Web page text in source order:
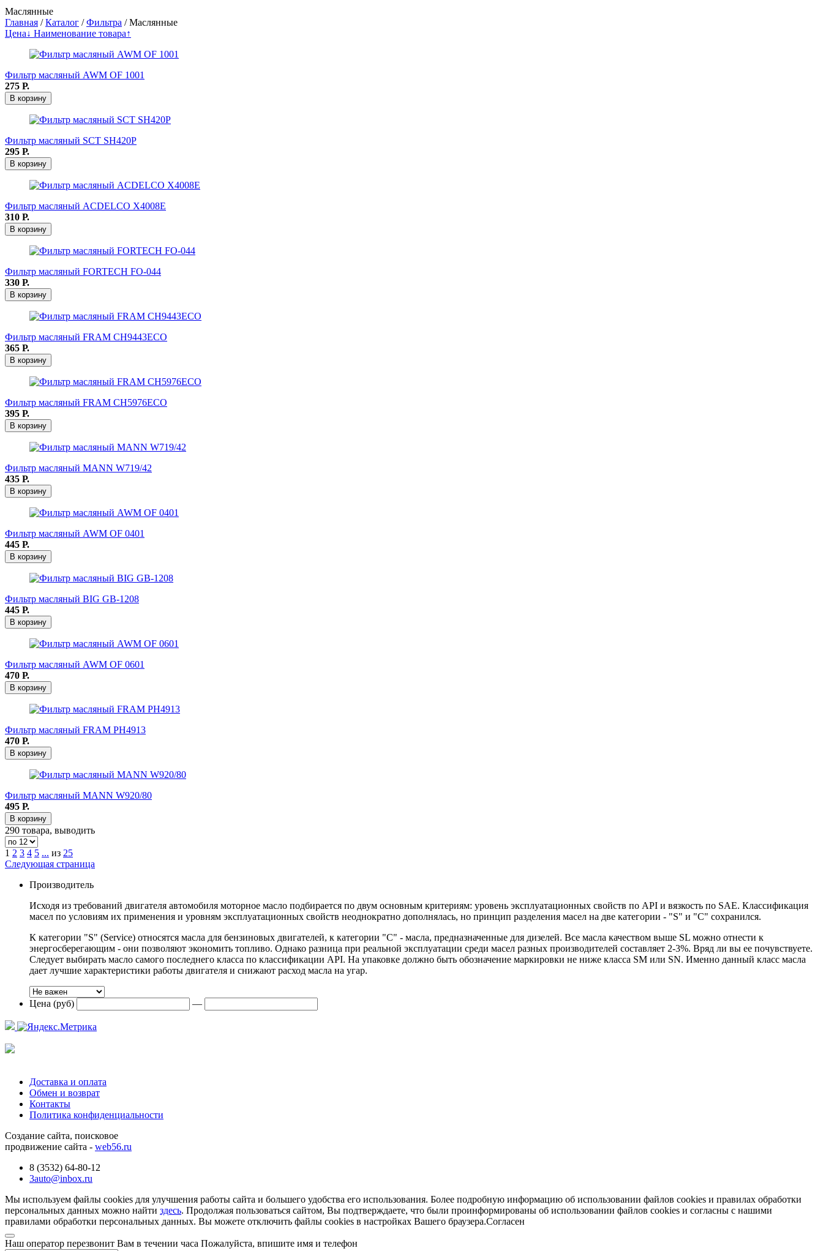
Маслянные
Главная /Каталог /Фильтра /Маслянные
Цена↓ Наименование товара↑
Фильтр масляный AWM OF 1001
275 Р.
В корзину
Фильтр масляный SCT SH420Р
295 Р.
В корзину
Фильтр масляный ACDELCO X4008E
310 Р.
В корзину
Фильтр масляный FORTECH FO-044
330 Р.
В корзину
Фильтр масляный FRAM СН9443ЕСО
365 Р.
В корзину
Фильтр масляный FRAM СН5976ЕСО
395 Р.
В корзину
Фильтр масляный MANN W719/42
435 Р.
В корзину
Фильтр масляный AWM OF 0401
445 Р.
В корзину
Фильтр масляный BIG GB-1208
445 Р.
В корзину
Фильтр масляный AWM OF 0601
470 Р.
В корзину
Фильтр масляный FRAM РН4913
470 Р.
В корзину
Фильтр масляный MANN W920/80
495 Р.
В корзину
290 товара, выводить
1 2 3 4 5 ... из 25
Следующая страница
Производитель
Исходя из требований двигателя автомобиля моторное масло подбирается по двум основным критериям: уровень эксплуатационных свойств по API и вязкость по SAE. Классификация
масел по условиям их применения и уровням эксплуатационных свойств неоднократно дополнялась, но принцип разделения масел на две категории - "S" и "С" сохранился.
К категории "S" (Service) относятся масла для бензиновых двигателей, к категории "С" - масла, предназначенные для дизелей. Все масла качеством выше SL можно отнести к
энергосберегающим - они позволяют экономить топливо. Однако разница при реальной эксплуатации среди масел разных производителей составляет 2-3%. Вряд ли вы ее почувствуете.
Следует выбирать масло самого последнего класса по классификации API. На упаковке должно быть обозначение маркировки не ниже класса SM или SN. Именно данный класс масла
дает лучшие характеристики работы двигателя и снижают расход масла на угар.
Цена (руб) —
Доставка и оплата
Обмен и возврат
Контакты
Политика конфиденциальности
Создание сайта, поисковое
продвижение сайта - web56.ru
8 (3532) 64-80-12
3auto@inbox.ru
Мы используем файлы cookies для улучшения работы сайта и большего удобства его использования. Более подробную информацию об использовании файлов cookies и правилах обработки
персональных данных можно найти здесь. Продолжая пользоваться сайтом, Вы подтверждаете, что были проинформированы об использовании файлов cookies и согласны с нашими
правилами обработки персональных данных. Вы можете отключить файлы cookies в настройках Вашего браузера.Согласен
Наш оператор перезвонит Вам в течении часа Пожалуйста, впишите имя и телефон